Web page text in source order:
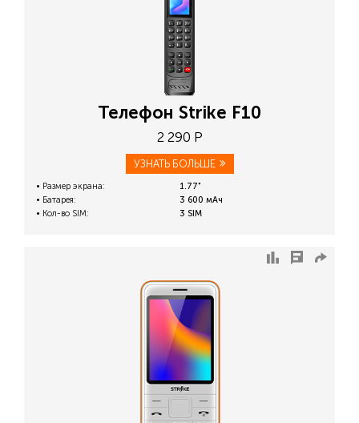
Телефон Strike F10
2 290 Р
УЗНАТЬ БОЛЬШЕ
Размер экрана:
1.77"
Батарея:
3 600 мАч
Кол-во SIM:
3 SIM